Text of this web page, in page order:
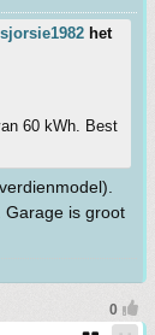
sjorsie1982 het
60 kWh. Best
Garage is groot